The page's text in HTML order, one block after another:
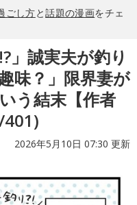
ごし方と話題の漫画をチェ
」誠実夫が釣り
味？」限界妻が
う結末【作者
401)
2026年5月10日 07:30 更新